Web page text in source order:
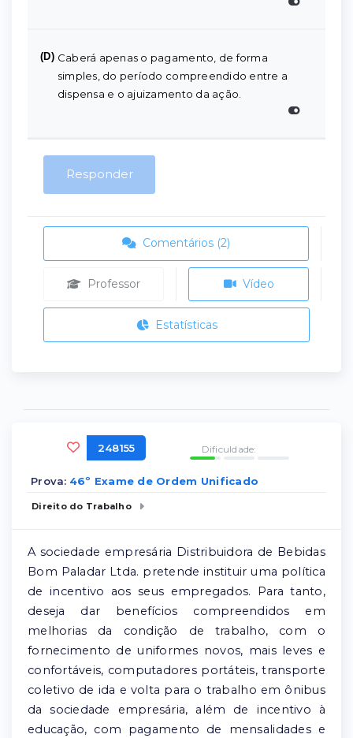
(D) Caberá apenas o pagamento, de forma
simples, do período compreendido entre a
dispensa e o ajuizamento da ação.
Responder
Comentários (2)
Professor Vídeo
Estatísticas
248155 Dificuldade:
Prova: 46º Exame de Ordem Unificado
Direito do Trabalho
A sociedade empresária Distribuidora de Bebidas
Bom Paladar Ltda. pretende instituir uma política
de incentivo aos seus empregados. Para tanto,
deseja dar benefícios compreendidos em
melhorias da condição de trabalho, com o
fornecimento de uniformes novos, mais leves e
confortáveis, computadores portáteis, transporte
coletivo de ida e volta para o trabalho em ônibus
da sociedade empresária, além de incentivo à
educação, com pagamento de mensalidades e